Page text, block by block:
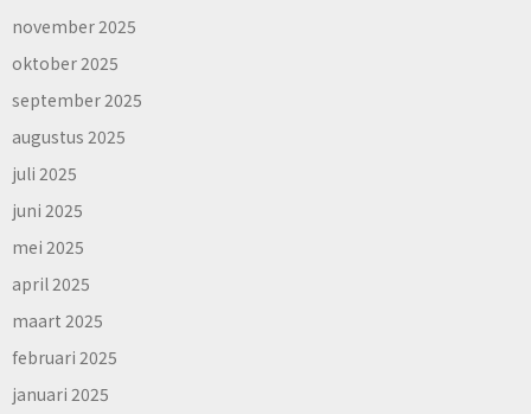
november 2025
oktober 2025
september 2025
augustus 2025
juli 2025
juni 2025
mei 2025
april 2025
maart 2025
februari 2025
januari 2025